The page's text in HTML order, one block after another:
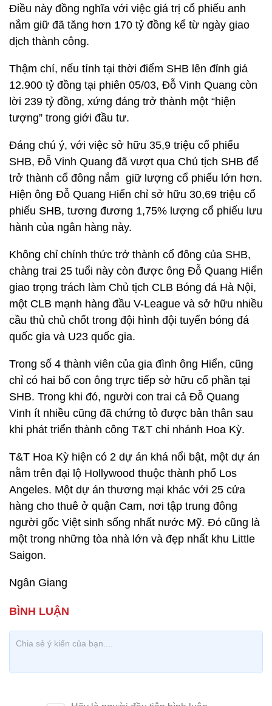
Điều này đồng nghĩa với việc giá trị cổ phiếu anh
nắm giữ đã tăng hơn 170 tỷ đồng kể từ ngày giao
dịch thành công.
Thậm chí, nếu tính tại thời điểm SHB lên đỉnh giá
12.900 tỷ đồng tại phiên 05/03, Đỗ Vinh Quang còn
lời 239 tỷ đồng, xứng đáng trở thành một “hiện
tượng” trong giới đầu tư.
Đáng chú ý, với việc sở hữu 35,9 triệu cổ phiếu
SHB, Đỗ Vinh Quang đã vượt qua Chủ tịch SHB để
trở thành cổ đông nắm giữ lượng cổ phiếu lớn hơn.
Hiện ông Đỗ Quang Hiển chỉ sở hữu 30,69 triệu cổ
phiếu SHB, tương đương 1,75% lượng cổ phiếu lưu
hành của ngân hàng này.
Không chỉ chính thức trở thành cổ đông của SHB,
chàng trai 25 tuổi này còn được ông Đỗ Quang Hiển
giao trọng trách làm Chủ tịch CLB Bóng đá Hà Nội,
một CLB mạnh hàng đầu V-League và sở hữu nhiều
cầu thủ chủ chốt trong đội hình đội tuyển bóng đá
quốc gia và U23 quốc gia.
Trong số 4 thành viên của gia đình ông Hiển, cũng
chỉ có hai bố con ông trực tiếp sở hữu cổ phần tại
SHB. Trong khi đó, người con trai cả Đỗ Quang
Vinh ít nhiều cũng đã chứng tỏ được bản thân sau
khi phát triển thành công T&T chi nhánh Hoa Kỳ.
T&T Hoa Kỳ hiện có 2 dự án khá nổi bật, một dự án
nằm trên đại lộ Hollywood thuộc thành phố Los
Angeles. Một dự án thương mại khác với 25 cửa
hàng cho thuê ở quận Cam, nơi tập trung đông
người gốc Việt sinh sống nhất nước Mỹ. Đó cũng là
một trong những tòa nhà lớn và đẹp nhất khu Little
Saigon.
Ngân Giang